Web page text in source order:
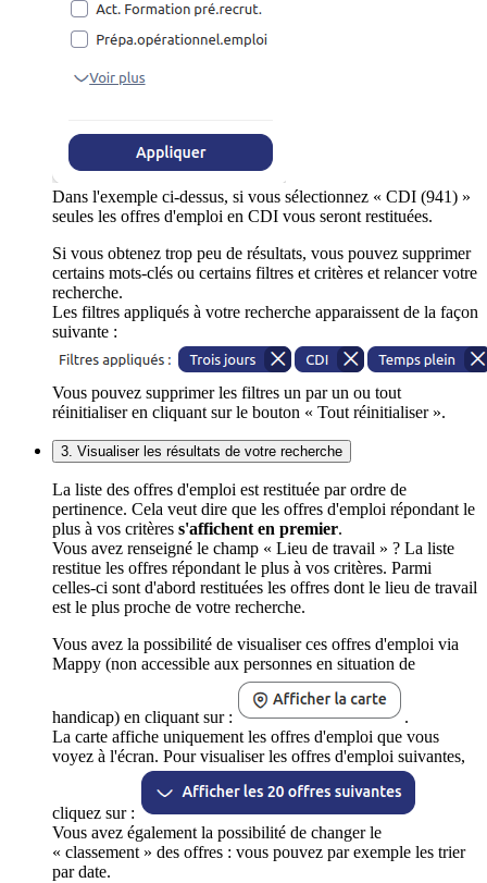
Dans l'exemple ci-dessus, si vous sélectionnez « CDI (941) »
seules les offres d'emploi en CDI vous seront restituées.
Si vous obtenez trop peu de résultats, vous pouvez supprimer
certains mots-clés ou certains filtres et critères et relancer votre
recherche.
Les filtres appliqués à votre recherche apparaissent de la façon
suivante :
Vous pouvez supprimer les filtres un par un ou tout
réinitialiser en cliquant sur le bouton « Tout réinitialiser ».
3. Visualiser les résultats de votre recherche
La liste des offres d'emploi est restituée par ordre de
pertinence. Cela veut dire que les offres d'emploi répondant le
plus à vos critères s'affichent en premier.
Vous avez renseigné le champ « Lieu de travail » ? La liste
restitue les offres répondant le plus à vos critères. Parmi
celles-ci sont d'abord restituées les offres dont le lieu de travail
est le plus proche de votre recherche.
Vous avez la possibilité de visualiser ces offres d'emploi via
Mappy (non accessible aux personnes en situation de
handicap) en cliquant sur :
.
La carte affiche uniquement les offres d'emploi que vous
voyez à l'écran. Pour visualiser les offres d'emploi suivantes,
cliquez sur :
Vous avez également la possibilité de changer le
« classement » des offres : vous pouvez par exemple les trier
par date.